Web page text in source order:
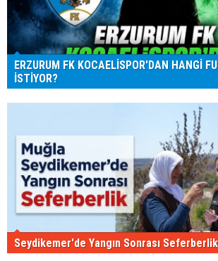
ERZURUM FK KOCAELİSPOR'DAN HANGİ
İSTİYOR?
Seydikemer'de Yangın Sonrası Seferberlik